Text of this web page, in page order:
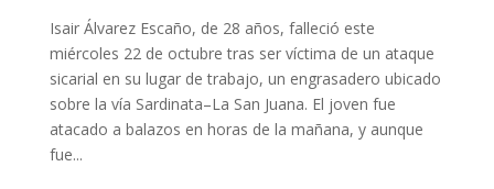
Isair Álvarez Escaño, de 28 años, falleció este
miércoles 22 de octubre tras ser víctima de un ataque
sicarial en su lugar de trabajo, un engrasadero ubicado
sobre la vía Sardinata–La San Juana. El joven fue
atacado a balazos en horas de la mañana, y aunque
fue...